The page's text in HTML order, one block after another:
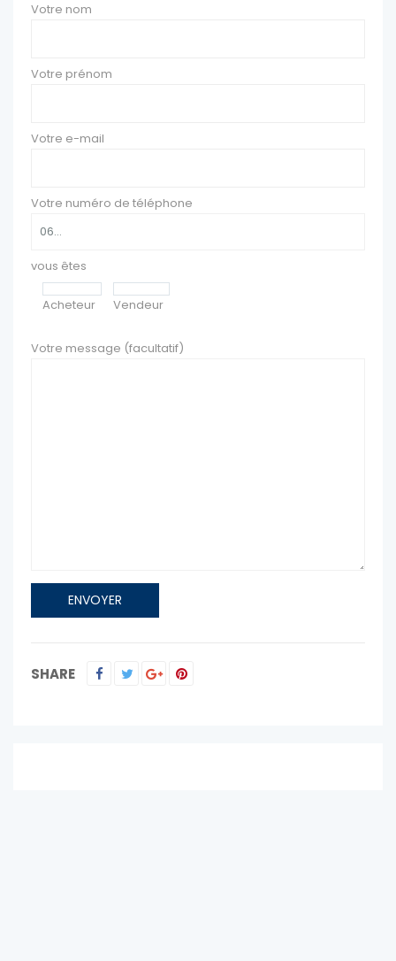
Votre nom
Votre prénom
Votre e-mail
Votre numéro de téléphone
vous êtes
Acheteur Vendeur
Votre message (facultatif)
SHARE